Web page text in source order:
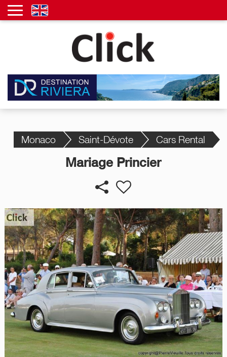
Monaco Saint-Dévote Cars Rental
Mariage Princier